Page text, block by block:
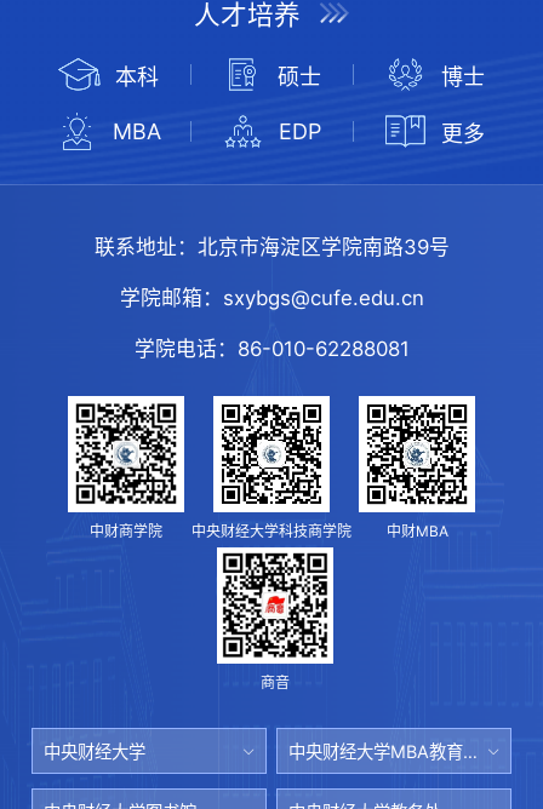
人才培养
本科 硕士 博士
MBA EDP 更多
联系地址： 北京市海淀区学院南路39号
学院邮箱： sxybgs@cufe.edu.cn
学院电话： 86-010-62288081
中财商学院 中央财经大学科技商学院 中财MBA
商音
中央财经大学 中央财经大学MBA教育中心